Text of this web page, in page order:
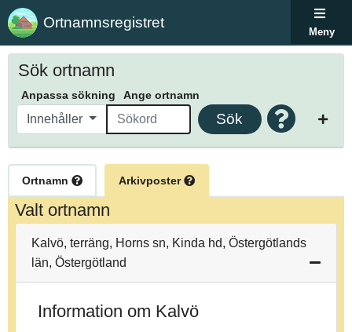
Ortnamnsregistret
Meny
Sök ortnamn
Anpassa sökning Ange ortnamn
Innehåller Sök
Ortnamn Arkivposter
Valt ortnamn
Kalvö, terräng, Horns sn, Kinda hd, Östergötlands
län, Östergötland
Information om Kalvö